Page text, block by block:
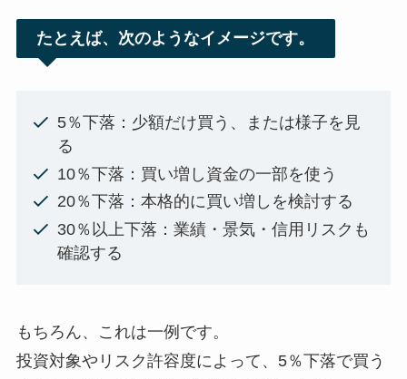
たとえば、次のようなイメージです。
5％下落：少額だけ買う、または様子を見
る
10％下落：買い増し資金の一部を使う
20％下落：本格的に買い増しを検討する
30％以上下落：業績・景気・信用リスクも
確認する
もちろん、これは一例です。
投資対象やリスク許容度によって、5％下落で買う